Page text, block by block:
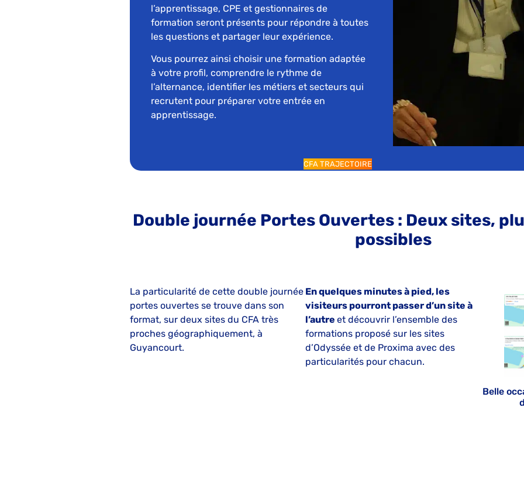
l’apprentissage, CPE et gestionnaires de
formation seront présents pour répondre à toutes
les questions et partager leur expérience.
Vous pourrez ainsi choisir une formation adaptée
à votre profil, comprendre le rythme de
l’alternance, identifier les métiers et secteurs qui
recrutent pour préparer votre entrée en
apprentissage.
CFA TRAJECTOIRE
Double journée Portes Ouvertes : Deux sites,
possibles
La particularité de cette double journée
portes ouvertes se trouve dans son
format, sur deux sites du CFA très
proches géographiquement, à
Guyancourt.
En quelques minutes à pied, les
visiteurs pourront passer d’un site à
l’autre et découvrir l’ensemble des
formations proposé sur les sites
d’Odyssée et de Proxima avec des
particularités pour chacun.
Belle